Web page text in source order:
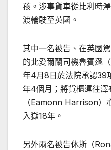
孩。涉事貨車從比利時
渡輪駛至英國。
其中一名被告、在英國
的北愛爾蘭司機魯賓遜
年4月8日於法院承認39
年4個月；將貨櫃運往
（Eamonn Harrison）
入獄18年。
另外兩名被告休斯（